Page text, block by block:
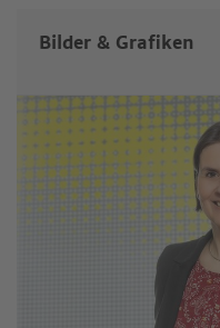
Bilder & Grafiken